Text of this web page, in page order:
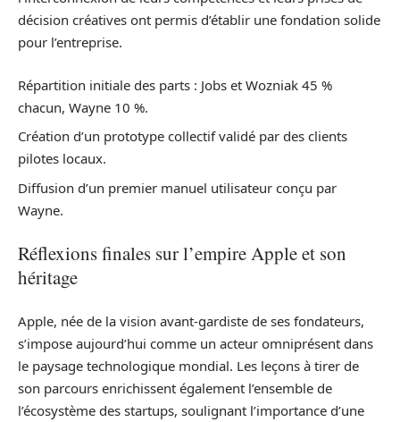
décision créatives ont permis d’établir une fondation solide
pour l’entreprise.
Répartition initiale des parts : Jobs et Wozniak 45 %
chacun, Wayne 10 %.
Création d’un prototype collectif validé par des clients
pilotes locaux.
Diffusion d’un premier manuel utilisateur conçu par
Wayne.
Réflexions finales sur l’empire Apple et son
héritage
Apple, née de la vision avant-gardiste de ses fondateurs,
s’impose aujourd’hui comme un acteur omniprésent dans
le paysage technologique mondial. Les leçons à tirer de
son parcours enrichissent également l’ensemble de
l’écosystème des startups, soulignant l’importance d’une